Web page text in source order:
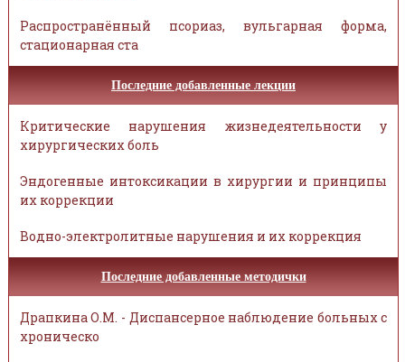
Распространённый псориаз, вульгарная форма,
стационарная ста
Последние добавленные лекции
Критические нарушения жизнедеятельности у
хирургических боль
Эндогенные интоксикации в хирургии и принципы
их коррекции
Водно-электролитные нарушения и их коррекция
Последние добавленные методички
Драпкина О.М. - Диспансерное наблюдение больных с
хроническо